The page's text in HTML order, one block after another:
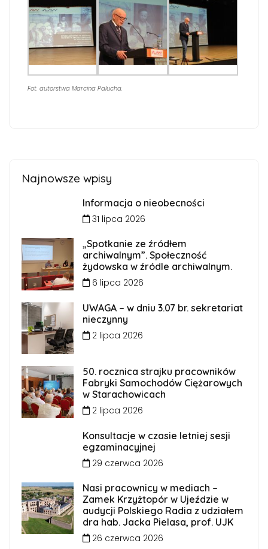
Fot. autorstwa Marcina Palucha.
Najnowsze wpisy
Informacja o nieobecności
31 lipca 2026
„Spotkanie ze źródłem
archiwalnym”. Społeczność
żydowska w źródle archiwalnym.
6 lipca 2026
UWAGA – w dniu 3.07 br. sekretariat
nieczynny
2 lipca 2026
50. rocznica strajku pracowników
Fabryki Samochodów Ciężarowych
w Starachowicach
2 lipca 2026
Konsultacje w czasie letniej sesji
egzaminacyjnej
29 czerwca 2026
Nasi pracownicy w mediach –
Zamek Krzyżtopór w Ujeździe w
audycji Polskiego Radia z udziałem
dra hab. Jacka Pielasa, prof. UJK
26 czerwca 2026